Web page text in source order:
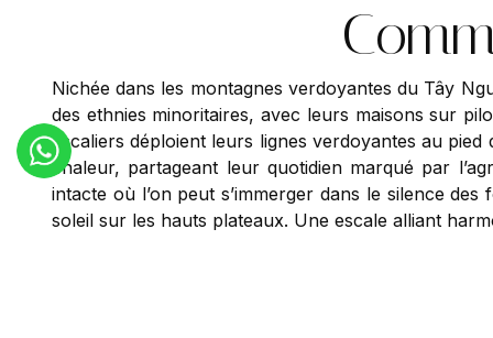
Nichée dans les montagnes verdoyantes du Tây
des ethnies minoritaires, avec leurs maisons sur
escaliers déploient leurs lignes verdoyantes au
chaleur, partageant leur quotidien marqué par
intacte où l’on peut s’immerger dans le silence
soleil sur les hauts plateaux. Une escale alliant